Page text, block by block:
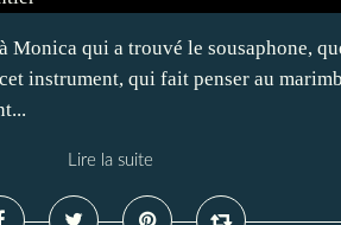
Monica qui a trouvé le sousaphone,
instrument, qui fait penser au
Lire la suite